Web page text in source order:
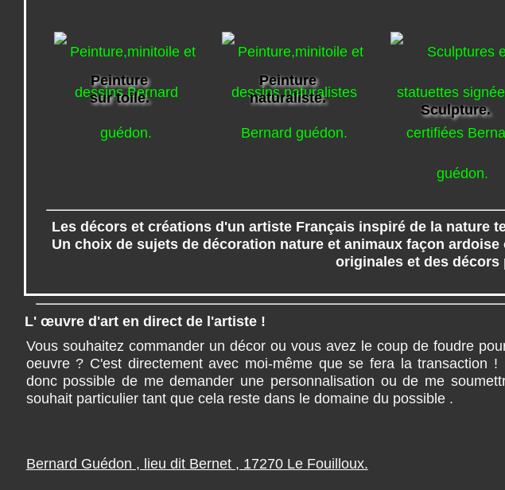
Peinture
sur toile.
Peinture
naturaliste.
Sculpture.
Les décors et créations d'un artiste Français inspiré de la nature
Un choix de sujets de décoration nature et animaux façon
originales et des décors
L' œuvre d'art en direct de l'artiste !
Vous souhaitez commander un décor ou vous avez le coup de foudre
oeuvre ? C'est directement avec moi-même que se fera la transaction !
donc possible de me demander une personnalisation ou de me
souhait particulier tant que cela reste dans le domaine du possible .
Bernard Guédon , lieu dit Bernet , 17270 Le Fouilloux.